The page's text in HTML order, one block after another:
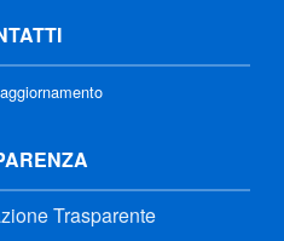
Trasparente